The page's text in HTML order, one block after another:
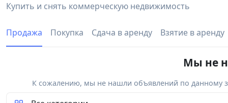
Купить и снять коммерческую недвижимость
Продажа Покупка Сдача в аренду Взятие в аренду
Мы не
К сожалению, мы не нашли объявлений по данному